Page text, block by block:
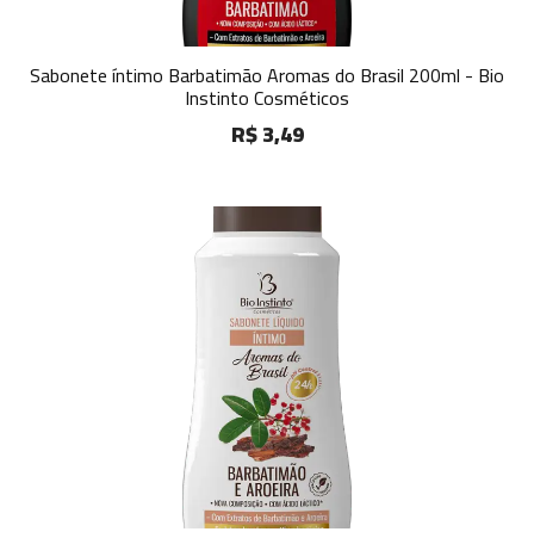
Sabonete íntimo Barbatimão Aromas do Brasil 200ml - Bio
Instinto Cosméticos
R$ 3,49